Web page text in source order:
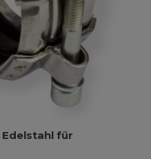
Edelstahl für